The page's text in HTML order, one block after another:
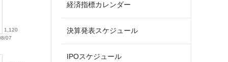
07
1,120
経済指標カレンダー
決算発表スケジュール
IPOスケジュール